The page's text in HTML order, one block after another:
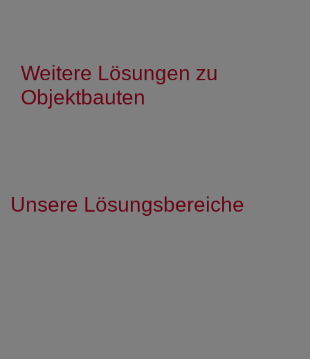
Weitere Lösungen zu
Objektbauten
Unsere Lösungsbereiche